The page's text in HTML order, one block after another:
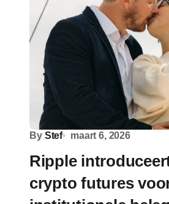
By Stef maart 6, 2026
Ripple
crypto futures